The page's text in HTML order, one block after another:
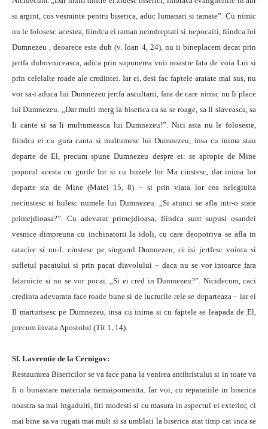
si argint, cos vesminte pentru biserica, aduc lumanari si tamaie”. Cu nimic
nu le folosesc acestea, fiindca ei raman neindreptati si nepocaiti, fiindca lui
Dumnezeu , deoarece este duh (v. Ioan 4, 24), nu ii bineplacem decat prin
jertfa duhovniceasca, adica prin supunerea voii noastre fata de voia Lui si
prin celelalte roade ale credintei. Iar ei, desi fac faptele aratate mai sus, nu
vor sa-i aduca lui Dumnezeu jertfa ascultarii, fara de care nimic nu Ii place
lui Dumnezeu. „Dar multi merg la biserica ca sa se roage, sa Il slaveasca, sa
Ii cante si sa Ii multumeasca lui Dumnezeu!”. Nici asta nu le foloseste,
fiindca ei cu gura canta si multumesc lui Dumnezeu, insa cu inima stau
departe de El, precum spune Dumnezeu despre ei: se apropie de Mine
poporul acesta cu gurile lor si cu buzele lor Ma cinstesc, dar inima lor
departe sta de Mine (Matei 15, 8) – si prin viata lor cea nelegiuita
necinstesc si hulesc numele lui Dumnezeu. „Si atunci se afla intr-o stare
primejdioasa?”. Cu adevarat primejdioasa, fiindca sunt supusi osandei
vesnice dimpreuna cu inchinatorii la idoli, cu care deopotriva se afla in
ratacire si nu-L cinstesc pe singurul Dumnezeu, ci isi jertfesc vointa si
sufletul pacatului si prin pacat diavolului – daca nu se vor intoarce fara
fatarnicie si nu se vor pocai. „Si ei cred in Dumnezeu?”. Nicidecum, caci
credinta adevarata face roade bune si de lucrurile rele se departeaza – iar ei
Il marturisesc pe Dumnezeu, insa cu inima si cu faptele se leapada de El,
precum invata Apostolul (Tit 1, 14).
Sf. Lavrentie de la Cernigov:
Restaurarea Bisericilor se va face pana la venirea antihristului si in toate va
fi o bunastare materiala nemaipomenita. Iar voi, cu reparatiile in biserica
noastra sa mai ingaduiti, fiti modesti si cu masura in aspectul ei exterior, ci
mai bine sa va rugati mai mult si sa umblati la biserica atat timp cat inca se